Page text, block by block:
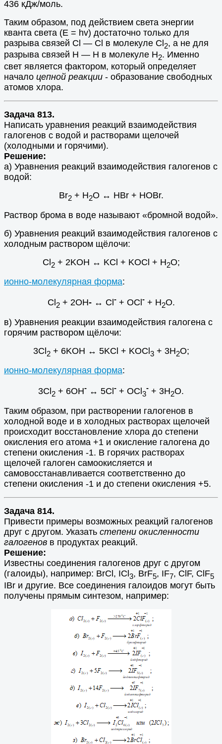
436 кДж/моль.
Таким образом, под действием света энергии
кванта света (Е = hv) достаточно только для
разрыва связей Cl — Cl в молекуле Cl2, а не для
разрыва связей Н — Н в молекуле Н2. Именно
свет является фактором, который определяет
начало цепной реакции - образование свободных
атомов хлора.
Задача 813.
Написать уравнения реакций взаимодействия
галогенов с водой и растворами щелочей
(холодными и горячими).
Решение:
а) Уравнения реакций взаимодействия галогенов с
водой:
Br2+ H2O ↔ HBr + HOBr.
Раствор брома в воде называют «бромной водой».
б) Уравнения реакций взаимодействия галогенов с
холодным раствором щёлочи:
Cl2+ 2KOH ↔ KCl + KOCl + H2O;
ионно-молекулярная форма:
Cl 2+ 2OH-↔ Cl -+ OCl -+ H2O.
в) Уравнения реакции взаимодействия галогена с
горячим раствором щёлочи:
3Cl2+ 6KOH ↔ 5KCl + KOCl3+ 3H2O;
ионно-молекулярная форма:
3Cl 2 + 6OH- ↔ 5Cl - + OCl 3
- + 3H2O.
Таким образом, при растворении галогенов в
холодной воде и в холодных растворах щелочей
происходит восстановление хлора до степени
окисления его атома +1 и окисление галогена до
степени окисления -1. В горячих растворах
щелочей галоген самоокисляется и
самовосстанавливается соответственно до
степени окисления -1 и до степени окисления +5.
Задача 814.
Привести примеры возможных реакций галогенов
друг с другом. Указать степени окисленности
галогенов в продуктах реакций.
Решение:
Известны соединения галогенов друг с другом
(галоиды), например: BrCl, ICl 3, BrF5, IF7, ClF, ClF5
IBr и другие. Все соединения галоидов могут быть
получены прямым синтезом, например: